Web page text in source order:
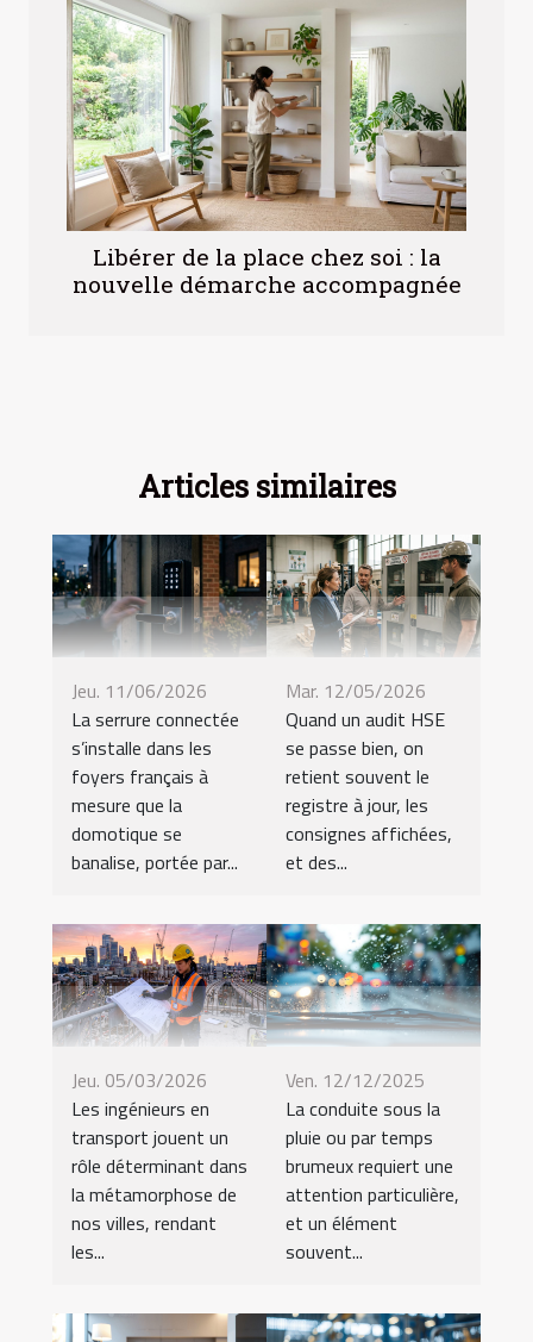
Libérer de la place chez soi : la
nouvelle démarche accompagnée
Articles similaires
Jeu. 11/06/2026
La serrure connectée
s’installe dans les
foyers français à
mesure que la
domotique se
banalise, portée par...
Mar. 12/05/2026
Quand un audit HSE
se passe bien, on
retient souvent le
registre à jour, les
consignes affichées,
et des...
Jeu. 05/03/2026
Les ingénieurs en
transport jouent un
rôle déterminant dans
la métamorphose de
nos villes, rendant
les...
Ven. 12/12/2025
La conduite sous la
pluie ou par temps
brumeux requiert une
attention particulière,
et un élément
souvent...